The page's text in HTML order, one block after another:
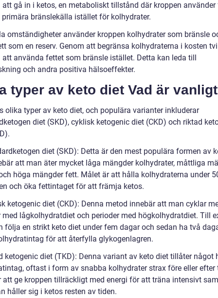
att gå in i ketos, en metaboliskt tillstånd där kroppen använder
bränslekälla istället för kolhydrater.
omständigheter använder kroppen kolhydrater som bränsle
som en reserv. Genom att begränsa kolhydraterna i kosten
att använda fettet som bränsle istället. Detta kan leda till
och andra positiva hälsoeffekter.
typer av keto diet Vad är
olika typer av keto diet, och populära varianter inkluderar
diet (SKD), cyklisk ketogenic diet (CKD) och riktad
diet (SKD): Detta är den mest populära formen av
att man äter mycket låga mängder kolhydrater, måttliga
höga mängder fett. Målet är att hålla kolhydraterna under
och öka fettintaget för att främja ketos.
ketogenic diet (CKD): Denna metod innebär att man cyklar
med lågkolhydratdiet och perioder med högkolhydratdiet. Till
följa en strikt keto diet under fem dagar och sedan ha två
för att återfylla glykogenlagren.
ketogenic diet (TKD): Denna variant av keto diet tillåter något
oftast i form av snabba kolhydrater strax före eller efter
att ge kroppen tillräckligt med energi för att träna intensivt
håller sig i ketos resten av tiden.